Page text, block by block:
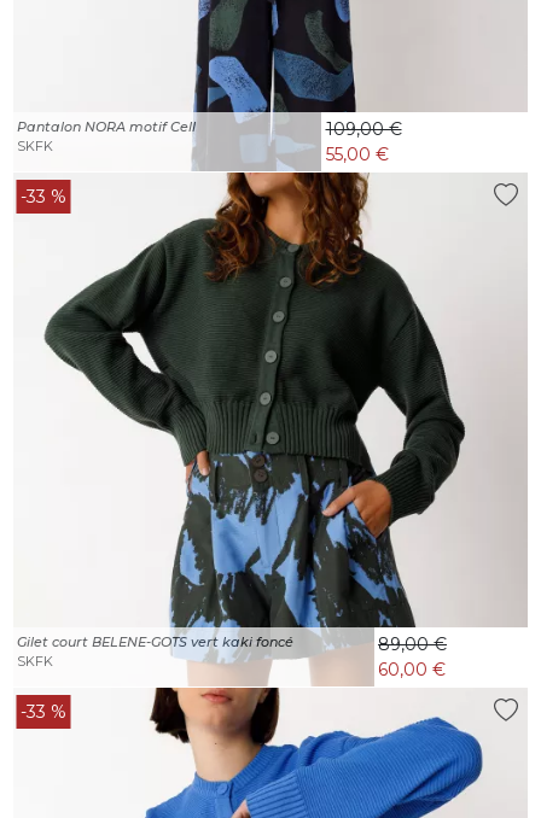
Pantalon NORA motif Cell
SKFK
109,00 €
55,00 €
-33 %
Gilet court BELENE-GOTS vert kaki foncé
SKFK
89,00 €
60,00 €
-33 %